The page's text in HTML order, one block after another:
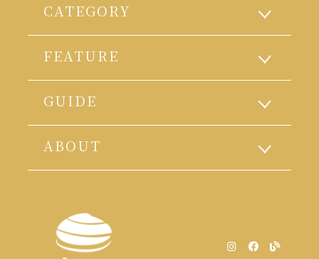
CATEGORY
FEATURE
GUIDE
ABOUT